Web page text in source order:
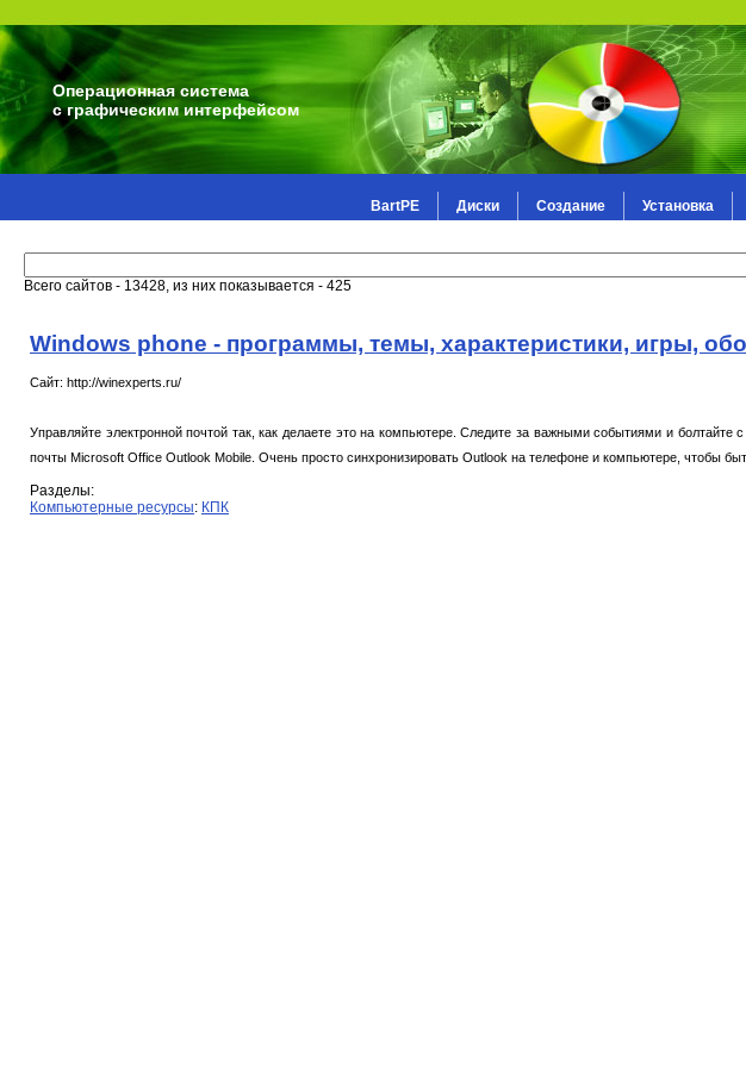
Операционная система
с графическим интерфейсом
BartPE Диски Создание Установка
Всего сайтов - 13428, из них показывается - 425
Windows phone - программы, темы, характеристики, игры,
Сайт: http://winexperts.ru/
Управляйте электронной почтой так, как делаете это на компьютере. Следите за важными событиями и
почты Microsoft Office Outlook Mobile. Очень просто синхронизировать Outlook на телефоне и компьютере, чтобы
Разделы:
Компьютерные ресурсы: КПК